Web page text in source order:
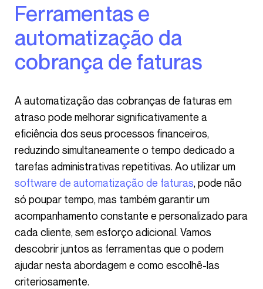
Ferramentas e
automatização da
cobrança de faturas
A automatização das cobranças de faturas em
atraso pode melhorar significativamente a
eficiência dos seus processos financeiros,
reduzindo simultaneamente o tempo dedicado a
tarefas administrativas repetitivas. Ao utilizar um
software de automatização de faturas, pode não
só poupar tempo, mas também garantir um
acompanhamento constante e personalizado para
cada cliente, sem esforço adicional. Vamos
descobrir juntos as ferramentas que o podem
ajudar nesta abordagem e como escolhê-las
criteriosamente.